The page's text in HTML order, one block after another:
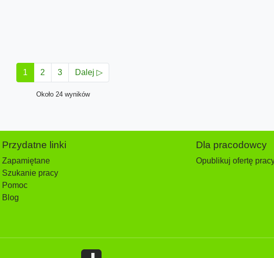
1 2 3 Dalej ▷
Około 24 wyników
Przydatne linki
Zapamiętane
Szukanie pracy
Pomoc
Blog
Dla pracodowcy
Opublikuj ofertę